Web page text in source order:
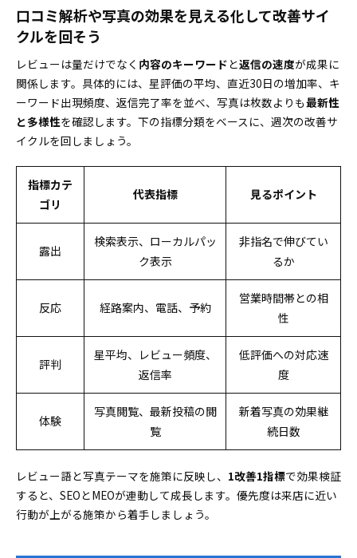
口コミ解析や写真の効果を見える化して改善サイ
クルを回そう
レビューは量だけでなく 内容のキーワードと返信の速度が成果に
関係します。具体的には、星評価の平均、直近30日の増加率、キ
ーワード出現頻度、返信完了率を並べ、写真は枚数よりも最新性
と多様性を確認します。下の指標分類をベースに、週次の改善サ
イクルを回しましょう。
指標カテ
ゴリ
代表指標 見るポイント
露出
検索表示、ローカルパッ
ク表示
非指名で伸びてい
るか
反応 経路案内、電話、予約
営業時間帯との相
性
評判
星平均、レビュー頻度、
返信率
低評価への対応速
度
体験
写真閲覧、最新投稿の閲
覧
新着写真の効果継
続日数
レビュー語と写真テーマを施策に反映し、 1改善1指標で効果検証
すると、SEOとMEOが連動して成長します。優先度は来店に近い
行動が上がる施策から着手しましょう。